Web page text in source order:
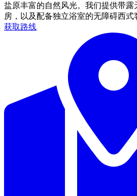
盐原丰富的自然风光。我们提供带露
房，以及配备独立浴室的无障碍西式
获取路线